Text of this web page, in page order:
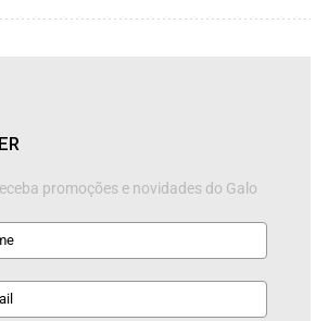
promoções e novidades do Galo